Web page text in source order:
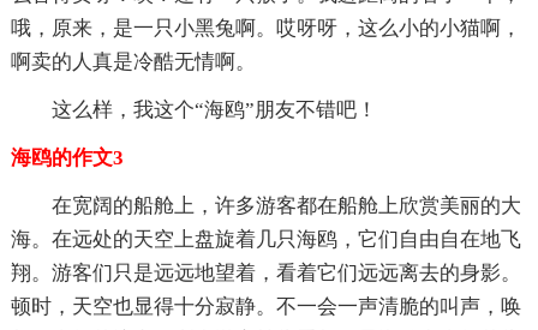
哦，原来，是一只小黑兔啊。哎呀呀，这么小的小猫啊，
啊卖的人真是冷酷无情啊。
这么样，我这个“海鸥”朋友不错吧！
海鸥的作文3
在宽阔的船舱上，许多游客都在船舱上欣赏美丽的大
海。在远处的天空上盘旋着几只海鸥，它们自由自在地飞
翔。游客们只是远远地望着，看着它们远远离去的身影。
顿时，天空也显得十分寂静。不一会一声清脆的叫声，唤